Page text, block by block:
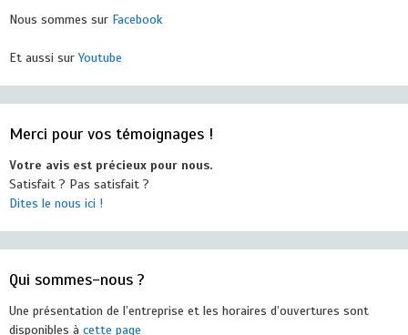
Nous sommes sur Facebook
Et aussi surYoutube
Merci pour vos témoignages !
Votre avis est précieux pour nous.
Satisfait ? Pas satisfait ?
Dites le nous ici !
Qui sommes-nous ?
Une présentation de l’entreprise et les horaires d’ouvertures sont
disponibles à cette page